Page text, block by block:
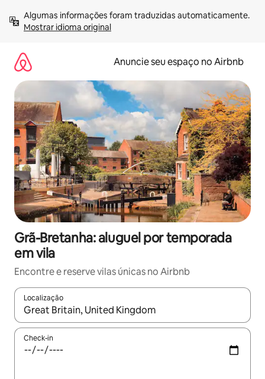
para
Mostrar idioma original
Anuncie seu espaço no Airbnb
Grã-Bretanha: aluguel por temporada
em vila
Encontre e reserve vilas únicas no Airbnb
Localização
Quando os resultados estiverem disponíveis, explore-os
Check-in